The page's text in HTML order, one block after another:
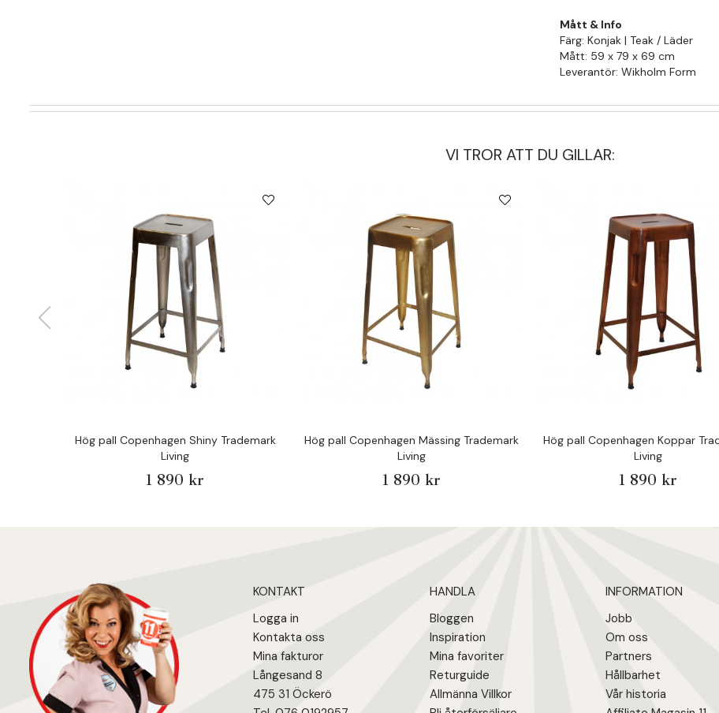
Mått & Info
Färg: Konjak | Teak / Läder
Mått: 59 x 79 x 69 cm
Leverantör: Wikholm Form
VI TROR ATT DU GILLAR:
Hög pall Copenhagen Shiny Trademark
Living
1 890 kr
Hög pall Copenhagen Mässing Trademark
Living
1 890 kr
Hög pall Copenhagen Koppar
Living
1 890 kr
KONTAKT
Logga in
Kontakta oss
Mina fakturor
Långesand 8
475 31 Öckerö
HANDLA
Bloggen
Inspiration
Mina favoriter
Returguide
Allmänna Villkor
INFORMATION
Jobb
Om oss
Partners
Hållbarhet
Vår historia